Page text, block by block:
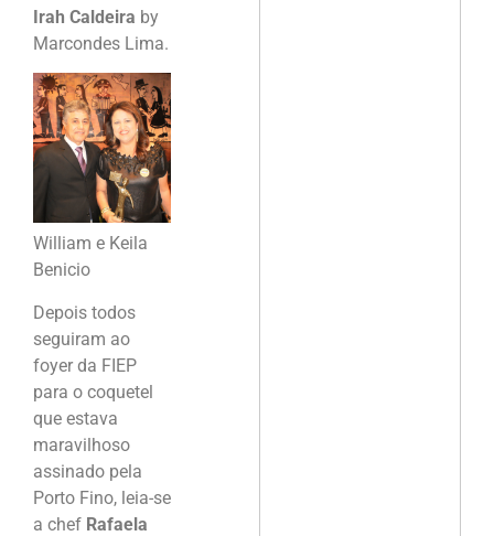
Irah Caldeira by
Marcondes Lima.
William e Keila
Benicio
Depois todos
seguiram ao
foyer da FIEP
para o coquetel
que estava
maravilhoso
assinado pela
Porto Fino, leia-se
a chef Rafaela